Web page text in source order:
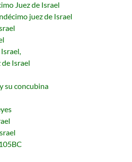
Juez de Israel
juez de Israel
Israel
su concubina